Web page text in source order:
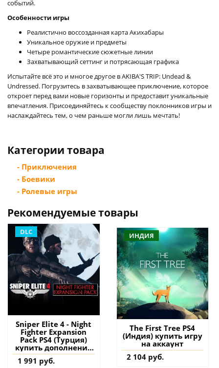
событий.
Особенности игры
Реалистично воссозданная карта Акихабары
Уникальное оружие и предметы
Четыре романтические сюжетные линии
Захватывающий сеттинг и потрясающая графика
Испытайте всё это и многое другое в AKIBA'S TRIP: Undead &
Undressed. Погрузитесь в захватывающее приключение, которое
откроет перед вами новые горизонты и предоставит уникальные
впечатления. Присоединяйтесь к сообществу поклонников игры и
наслаждайтесь тем, о чем раньше могли лишь мечтать!
Категории товара
- Приключения
- Боевики
- Ролевые игры
Рекомендуемые товары
DLC
Sniper Elite 4 - Night
Fighter Expansion
Pack PS4 (Турция)
купить дополнение
на аккаунт
1 991 руб.
ИНДИЯ
The First Tree PS4
(Индия) купить игру
на аккаунт
2 104 руб.